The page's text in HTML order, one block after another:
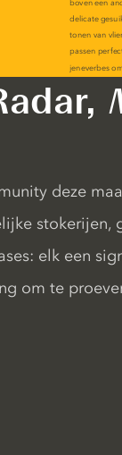
deze
stokerijen,
elk een
om te